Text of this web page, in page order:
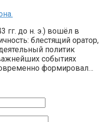
гг. до н. э.) вошёл в
блестящий оратор,
политик
событиях
формировал…